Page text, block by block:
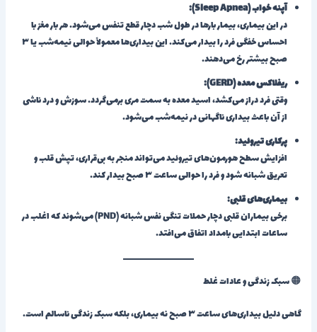
آپنه خواب (Sleep Apnea):
در این بیماری، بیمار بارها در طول شب دچار قطع تنفس می‌شود. هر بار مغز با
احساس خفگی فرد را بیدار می‌کند. این بیداری‌ها معمولاً حوالی نیمه‌شب یا ۳
صبح بیشتر رخ می‌دهند.
ریفلاکس معده (GERD):
وقتی فرد دراز می‌کشد، اسید معده به سمت مری برمی‌گردد. سوزش و درد ناشی
از آن باعث بیداری ناگهانی در نیمه‌شب می‌شود.
پرکاری تیروئید:
افزایش سطح هورمون‌های تیروئید می‌تواند منجر به بی‌قراری، تپش قلب و
تعریق شبانه شود و فرد را حوالی ساعت ۳ صبح بیدار کند.
بیماری‌های قلبی:
برخی بیماران قلبی دچار حملات تنگی نفس شبانه (PND) می‌شوند که اغلب در
ساعات ابتدایی بامداد اتفاق می‌افتد.
🟠 سبک زندگی و عادات غلط
گاهی دلیل بیداری‌های ساعت ۳ صبح نه بیماری، بلکه سبک زندگی ناسالم است.